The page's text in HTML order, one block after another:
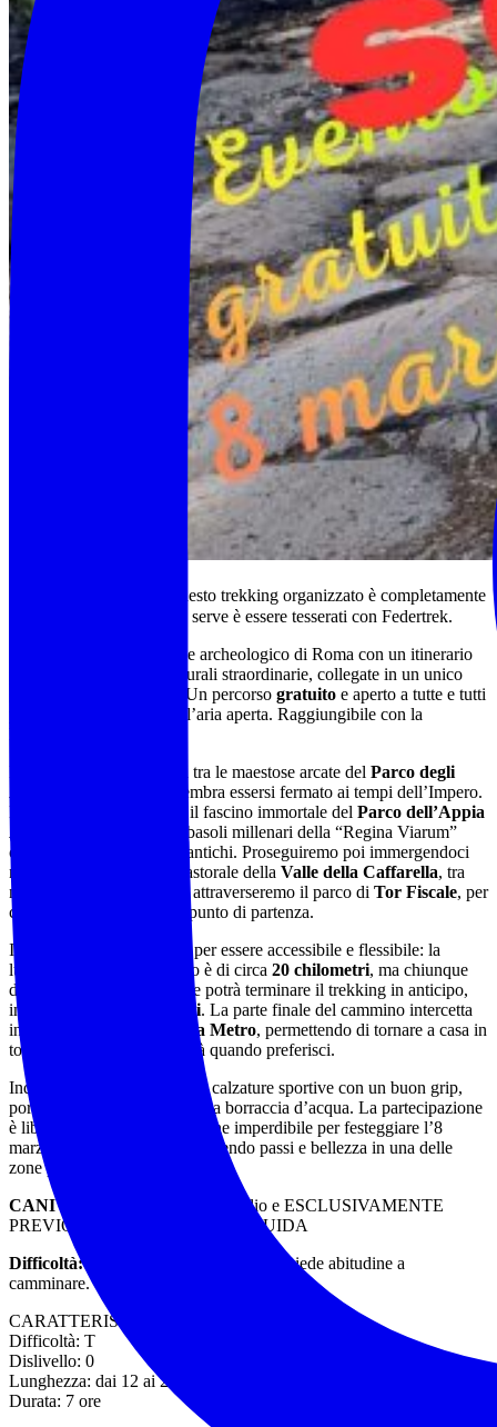
Questo trekking organizzato è completamente
gratuito. L'unica cosa che serve è essere tesserati con Federtrek.
Attraverseremo il polmone archeologico di Roma con un itinerario
che tocca quattro aree naturali straordinarie, collegate in un unico
grande abbraccio verde. Un percorso gratuito e aperto a tutte e tutti
per celebrare l’8 marzo all’aria aperta. Raggiungibile con la
Il nostro itinerario inizierà tra le maestose arcate del Parco degli
, dove tutto sembra essersi fermato ai tempi dell’Impero.
Da lì ci sposteremo verso il fascino immortale del Parco dell’Appia
Antica
, camminando sui basoli millenari della “Regina Viarum”
circondati da monumenti antichi. Proseguiremo poi immergendoci
nella natura selvaggia e pastorale della Valle della Caffarella, tra
ninfei e greggi al pascolo, attraverseremo il parco di Tor Fiscale, per
concludere il cammino al punto di partenza.
Il percorso è stato pensato per essere accessibile e flessibile: la
lunghezza totale dell’anello è di circa 20 chilometri, ma chiunque
desideri una sfida più breve potrà terminare il trekking in anticipo,
intorno ai
12-14 chilometri. La parte finale del cammino intercetta
infatti diverse
fermate della Metro, permettendo di tornare a casa in
totale autonomia e comodità quando preferisci.
Indossa scarpe da trekking o calzature sportive con un buon grip,
porta un pranzo al sacco e una borraccia d’acqua. La partecipazione
è libera e gratuita: un’occasione imperdibile per festeggiare l’8
marzo all’aria aperta, condividendo passi e bellezza in una delle
zone più iconiche di Roma.
CANI CONSENTITI
al guinzaglio e ESCLUSIVAMENTE
PREVIO CONTATTO CON LA GUIDA
Difficoltà:Facile (pianeggiante), ma richiede abitudine a
camminare.
CARATTERISTICHE ESCURSIONE
Difficoltà: T
Dislivello: 0
Lunghezza: dai 12 ai 20 km circa
Durata: 7 ore